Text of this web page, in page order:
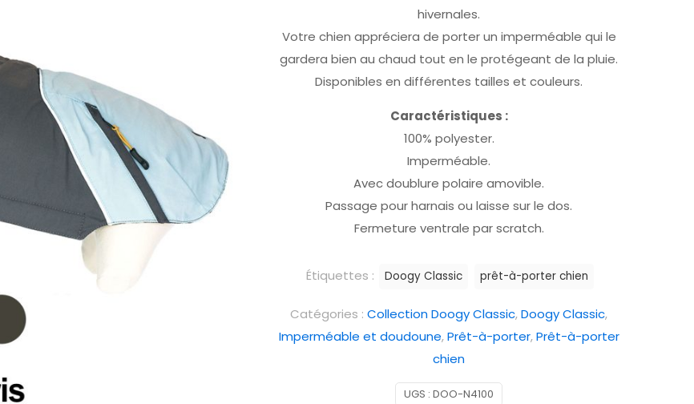
hivernales.
Votre chien appréciera de porter un imperméable qui le
gardera bien au chaud tout en le protégeant de la pluie.
Disponibles en différentes tailles et couleurs.
Caractéristiques :
100% polyester.
Imperméable.
Avec doublure polaire amovible.
Passage pour harnais ou laisse sur le dos.
Fermeture ventrale par scratch.
UGS : DOO-N4100
Catégories : Collection Doogy Classic,Doogy Classic,
Imperméable et doudoune,Prêt-à-porter,Prêt-à-porter
chien
Étiquettes : Doogy Classic prêt-à-porter chien